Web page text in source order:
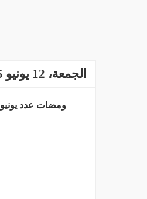
الجمعة، 12 يونيو 2015
ومضات عدد يونيو 2015